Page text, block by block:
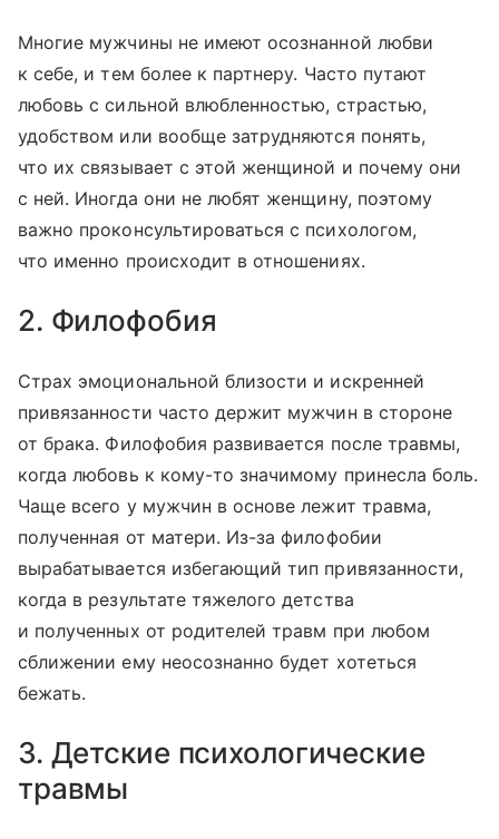
Многие мужчины не имеют осознанной любви
к себе, и тем более к партнеру. Часто путают
любовь с сильной влюбленностью, страстью,
удобством или вообще затрудняются понять,
что их связывает с этой женщиной и почему они
с ней. Иногда они не любят женщину, поэтому
важно проконсультироваться с психологом,
что именно происходит в отношениях.
2. Филофобия
Страх эмоциональной близости и искренней
привязанности часто держит мужчин в стороне
от брака. Филофобия развивается после травмы,
когда любовь к кому-то значимому принесла боль.
Чаще всего у мужчин в основе лежит травма,
полученная от матери. Из-за филофобии
вырабатывается избегающий тип привязанности,
когда в результате тяжелого детства
и полученных от родителей травм при любом
сближении ему неосознанно будет хотеться
бежать.
3. Детские психологические
травмы